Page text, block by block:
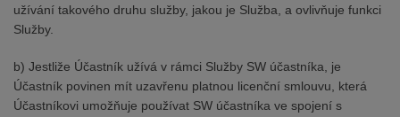
užívání takového druhu služby, jakou je Služba, a ovlivňuje funkci
Služby.
b) Jestliže Účastník užívá v rámci Služby SW účastníka, je
Účastník povinen mít uzavřenu platnou licenční smlouvu, která
Účastníkovi umožňuje používat SW účastníka ve spojení s